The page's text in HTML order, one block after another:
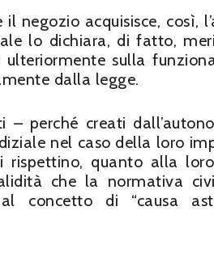
negozio acquisisce, così,
lo dichiara, di fatto,
ulteriormente sulla
dalla legge.
– perché creati
nel caso della loro
rispettino, quanto alla
che la normativa
concetto di “causa